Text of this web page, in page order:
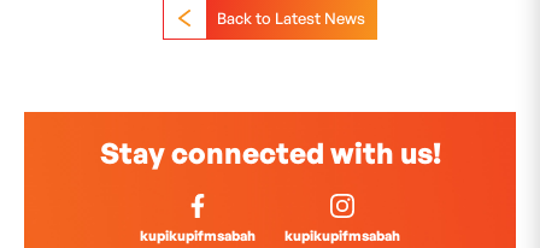
Back to Latest News
Stay connected with us!
kupikupifmsabah kupikupifmsabah